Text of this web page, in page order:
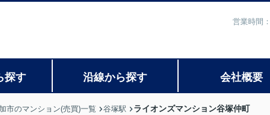
営業時間
探す 沿線から探す 会社概要
市のマンション(売買)一覧 谷塚駅 ライオンズマンション谷塚仲町